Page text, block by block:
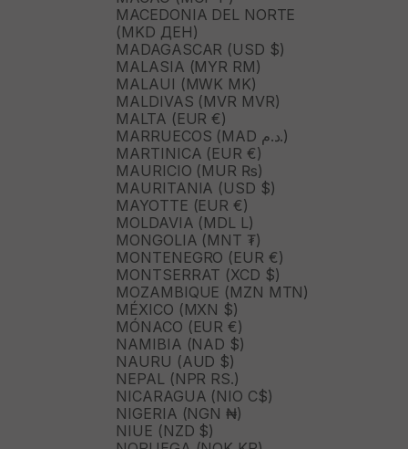
MACEDONIA DEL NORTE
(MKD ДЕН)
MADAGASCAR (USD $)
MALASIA (MYR RM)
MALAUI (MWK MK)
MALDIVAS (MVR MVR)
MALTA (EUR €)
MARRUECOS (MAD د.م.)
MARTINICA (EUR €)
MAURICIO (MUR ₨)
MAURITANIA (USD $)
MAYOTTE (EUR €)
MOLDAVIA (MDL L)
MONGOLIA (MNT ₮)
MONTENEGRO (EUR €)
MONTSERRAT (XCD $)
MOZAMBIQUE (MZN MTN)
MÉXICO (MXN $)
MÓNACO (EUR €)
NAMIBIA (NAD $)
NAURU (AUD $)
NEPAL (NPR RS.)
NICARAGUA (NIO C$)
NIGERIA (NGN ₦)
NIUE (NZD $)